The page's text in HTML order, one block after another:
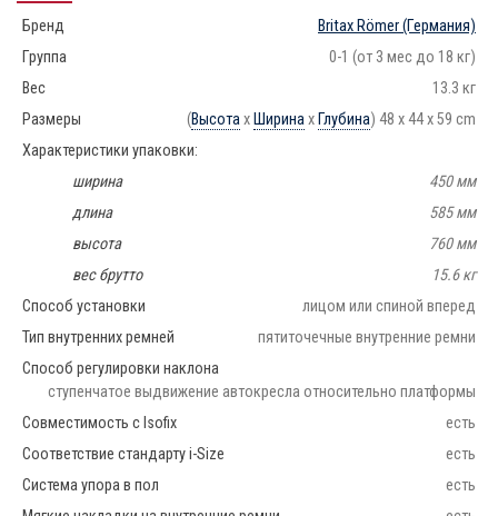
Бренд Britax Römer(Германия)
Группа
0-1 (от 3 мес до 18 кг)
Вес
13.3 кг
Размеры
(Высотаx Ширинаx Глубина) 48 x 44 x 59 cm
Характеристики упаковки:
ширина
450 мм
длина
585 мм
высота
760 мм
вес брутто
15.6 кг
Способ установки
лицом или спиной вперед
Тип внутренних ремней
пятиточечные внутренние ремни
Способ регулировки наклона
ступенчатое выдвижение автокресла относительно платформы
Совместимость с Isofix
есть
Соответствие стандарту i-Size
есть
Система упора в пол
есть